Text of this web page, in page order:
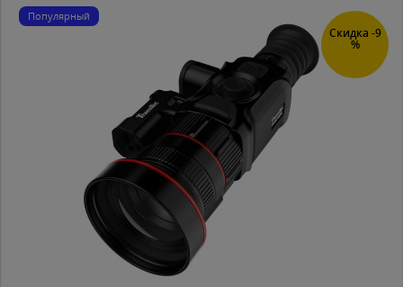
Скидка -9
%
Популярный